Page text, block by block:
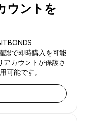
ウントを
認で即時購入を可能
アカウントが保護さ
可能です。